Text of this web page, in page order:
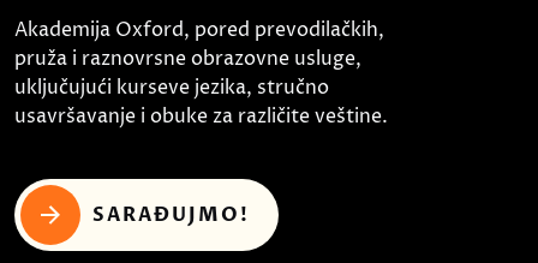
Akademija Oxford, pored prevodilačkih,
pruža i raznovrsne obrazovne usluge,
uključujući kurseve jezika, stručno
usavršavanje i obuke za različite veštine.
SARAĐUJMO!